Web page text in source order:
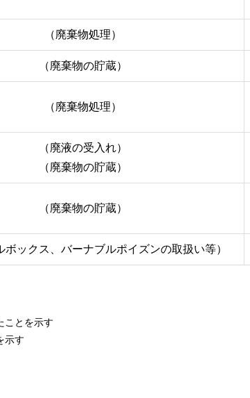
（廃棄物処理）
（廃棄物の貯蔵）
（廃棄物処理）
（廃液の受入れ）
（廃棄物の貯蔵）
（廃棄物の貯蔵）
ボックス、バーナブルポイズンの取扱い等）
ことを示す
示す